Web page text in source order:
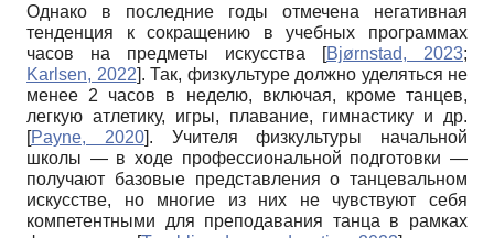
Однако в последние годы отмечена негативная
тенденция к сокращению в учебных программах
часов на предметы искусства
[Bjørnstad, 2023;
Karlsen, 2022]. Так, физкультуре должно уделяться не
менее 2 часов в неделю, включая, кроме танцев,
легкую атлетику, игры, плавание, гимнастику и др.
[Payne, 2020]. Учителя физкультуры начальной
школы — в ходе профессиональной подготовки —
получают базовые представления о танцевальном
искусстве, но многие из них не чувствуют себя
компетентными для преподавания танца в рамках